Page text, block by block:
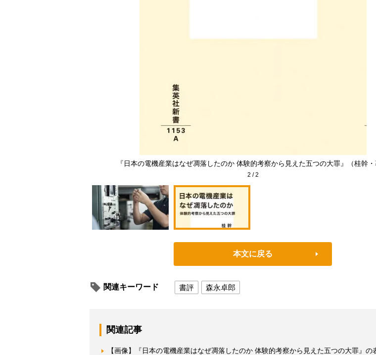
『日本の電機産業はなぜ凋落したのか 体験的考察から見えた五つの大罪』（桂幹・
2 /2
本文に戻る
関連キーワード 書評 森永卓郎
関連記事
【画像】『日本の電機産業はなぜ凋落したのか 体験的考察から見えた五つの大罪』の